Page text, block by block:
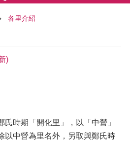
各里介紹
)
氏時期「開化里」，以「中營」
以中營為里名外，另取與鄭氏時